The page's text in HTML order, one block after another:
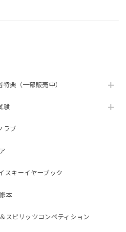
典（一部販売中）
験
ラブ
スキーイヤーブック
本
スピリッツコンペティション